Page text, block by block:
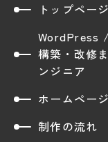
トップページ
WordPress
構築・改修
ンジニア
ホームペー
制作の流れ